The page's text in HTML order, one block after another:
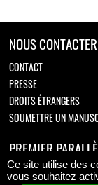
NOUS CONTACTER
CONTACT
PRESSE
DROITS ÉTRANGERS
SOUMETTRE UN
PREMIER
Retrouvez-nous
Ce site utilise des
vous souhaitez